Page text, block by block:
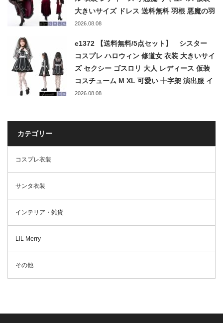
大きいサイズ ドレス 送料無料 羽根 悪魔の羽
ツノ 大人 女性 パーティー イベント 文化祭
2026.08.08
e1372 【送料無料/5点セット】 シスター
コスプレ ハロウィン 修道女 衣装 大きいサイ
ズ セクシー ゴスロリ 大人 レディース 仮装
コスチューム M XL 可愛い 十字架 演出服 イ
ベント パーティー 忘年会 新年会 修女 修道
2026.08.08
カテゴリー
コスプレ衣装
サンタ衣装
インテリア・雑貨
LiL Merry
その他